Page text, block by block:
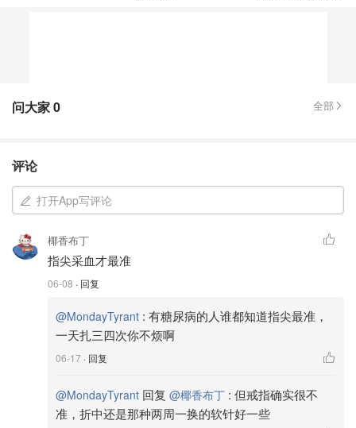
问大家0 全部
评论
打开App写评论
椰香布丁
指尖采血才最准
06-08 · 回复
@MondayTyrant : 有糖尿病的人谁都知道指尖最准，
一天扎三四次你不烦啊
06-17 · 回复
@MondayTyrant 回复 @椰香布丁 : 但戒指确实很不
准，折中还是那种两周一换的软针好一些